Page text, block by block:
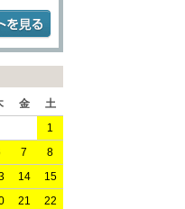
金
土
1
7
8
14
15
21
22